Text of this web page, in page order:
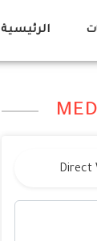
الرئيسية